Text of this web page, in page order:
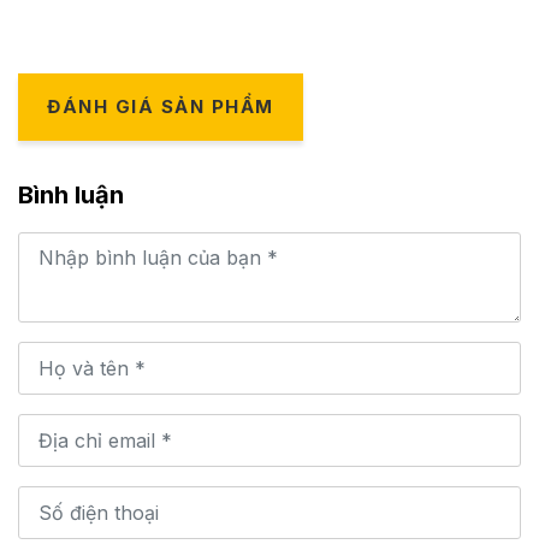
ĐÁNH GIÁ SẢN PHẨM
Bình luận